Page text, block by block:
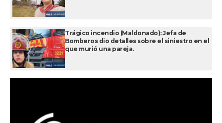
Trágico incendio (Maldonado): Jefa de
Bomberos dio detalles sobre el siniestro en el
que murió una pareja.